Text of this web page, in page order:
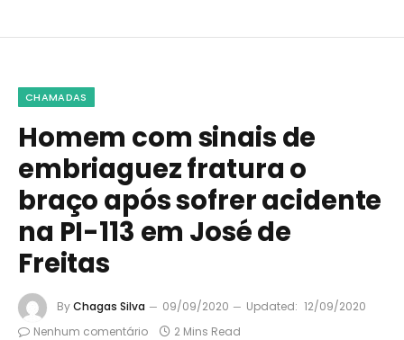
CHAMADAS
Homem com sinais de
embriaguez fratura o
braço após sofrer acidente
na PI-113 em José de
Freitas
ByChagas Silva 09/09/2020 Updated: 12/09/2020
Nenhum comentário
2 Mins Read